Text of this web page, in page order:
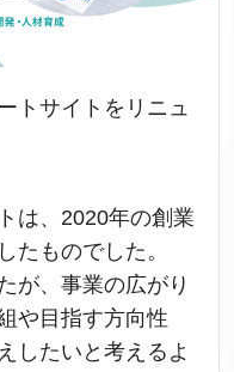
トサイトをリニュ
は、2020年の創業
たものでした。
が、事業の広がり
や目指す方向性
したいと考えるよ